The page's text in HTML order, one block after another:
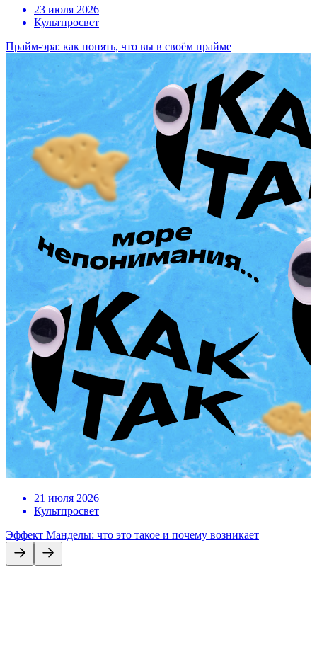
23 июля 2026
Культпросвет
Прайм-эра: как понять, что вы в своём прайме
21 июля 2026
Культпросвет
Эффект Манделы: что это такое и почему возникает